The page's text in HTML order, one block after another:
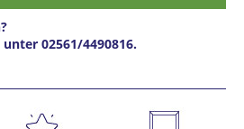
02561/4490816.